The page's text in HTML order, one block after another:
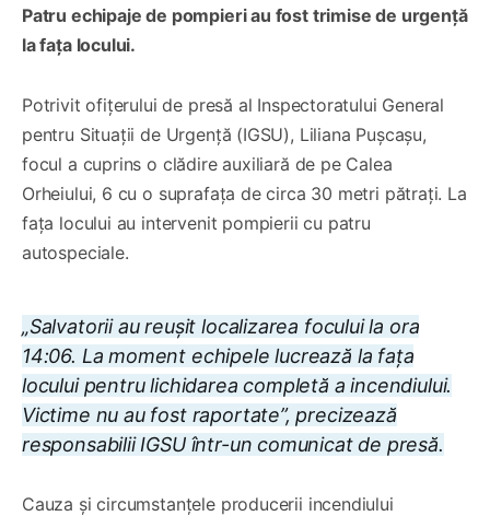
Patru echipaje de pompieri au fost trimise de urgență
la fața locului.
Potrivit ofițerului de presă al Inspectoratului General
pentru Situații de Urgență (IGSU), Liliana Pușcașu,
focul a cuprins o clădire auxiliară de pe Calea
Orheiului, 6 cu o suprafața de circa 30 metri pătrați. La
fața locului au intervenit pompierii cu patru
autospeciale.
„Salvatorii au reușit localizarea focului la ora
14:06. La moment echipele lucrează la fața
locului pentru lichidarea completă a incendiului.
Victime nu au fost raportate”, precizează
responsabilii IGSU într-un comunicat de presă.
Cauza și circumstanțele producerii incendiului